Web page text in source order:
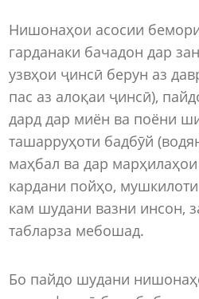
Нишонаҳои асосии
гарданаки бачадон дар
узвҳои ҷинсӣ берун аз
пас аз алоқаи ҷинсӣ),
дард дар миён ва поёни
ташарруҳоти бадбӯй
маҳбал ва дар
кардани пойҳо,
кам шудани вазни инсон,
табларза мебошад.
Бо пайдо шудани